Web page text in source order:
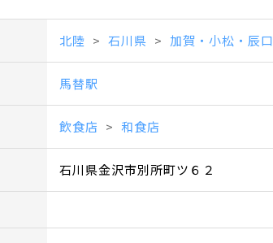
北陸 石川県 加賀・小松・辰口
馬替駅
飲食店 和食店
石川県金沢市別所町ツ６２